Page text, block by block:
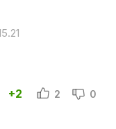
+2 2 0